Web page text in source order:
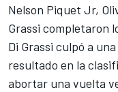
Nelson Piquet Jr,
Grassi completaron
Di Grassi culpó a
resultado en la
abortar una vuelta